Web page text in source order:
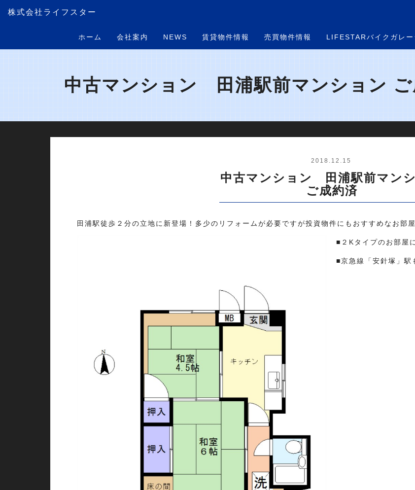
株式会社ライフスター
ホーム 会社案内 NEWS 賃貸物件情報 売買物件情報 LIFESTARバイクガレー
中古マンション 田浦駅前マンション ご
2018.12.15
中古マンション 田浦駅前マン
ご成約済
田浦駅徒歩２分の立地に新登場！多少のリフォームが必要ですが投資物件にもおすすめなお部屋
■２Kタイプのお部屋
■京急線「安針塚」駅